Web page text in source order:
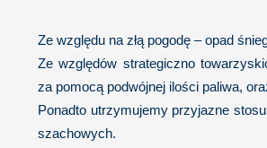
Ze względu na złą pogodę – opad
Ze względów strategiczno
za pomocą podwójnej ilości paliwa,
Ponadto utrzymujemy przyjazne
szachowych.